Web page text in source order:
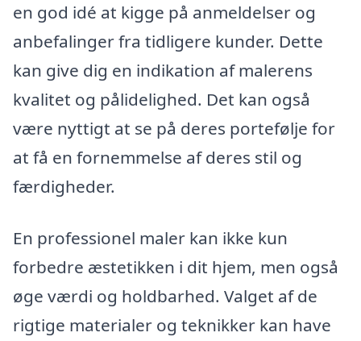
en god idé at kigge på anmeldelser og
anbefalinger fra tidligere kunder. Dette
kan give dig en indikation af malerens
kvalitet og pålidelighed. Det kan også
være nyttigt at se på deres portefølje for
at få en fornemmelse af deres stil og
færdigheder.
En professionel maler kan ikke kun
forbedre æstetikken i dit hjem, men også
øge værdi og holdbarhed. Valget af de
rigtige materialer og teknikker kan have